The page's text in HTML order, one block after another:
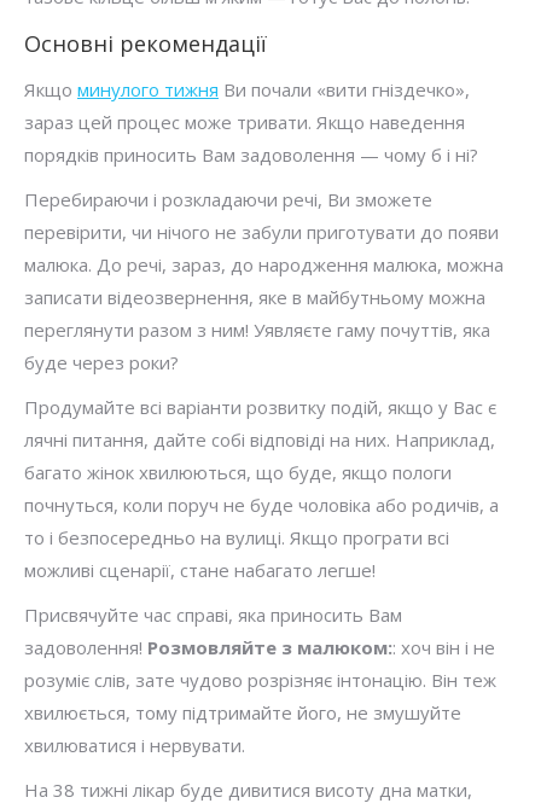
Основні рекомендації
Якщо минулого тижня Ви почали «вити гніздечко»,
зараз цей процес може тривати. Якщо наведення
порядків приносить Вам задоволення — чому б і ні?
Перебираючи і розкладаючи речі, Ви зможете
перевірити, чи нічого не забули приготувати до появи
малюка. До речі, зараз, до народження малюка, можна
записати відеозвернення, яке в майбутньому можна
переглянути разом з ним! Уявляєте гаму почуттів, яка
буде через роки?
Продумайте всі варіанти розвитку подій, якщо у Вас є
лячні питання, дайте собі відповіді на них. Наприклад,
багато жінок хвилюються, що буде, якщо пологи
почнуться, коли поруч не буде чоловіка або родичів, а
то і безпосередньо на вулиці. Якщо програти всі
можливі сценарії, стане набагато легше!
Присвячуйте час справі, яка приносить Вам
задоволення! Розмовляйте з малюком:: хоч він і не
розуміє слів, зате чудово розрізняє інтонацію. Він теж
хвилюється, тому підтримайте його, не змушуйте
хвилюватися і нервувати.
На 38 тижні лікар буде дивитися висоту дна матки,